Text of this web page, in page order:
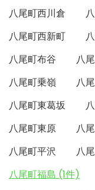
八尾町西川倉
八尾町西新町
八尾町布谷
八
八尾町乗嶺
八
八尾町東葛坂
八尾町東原
八
八尾町平沢
八
八尾町福島 (1件)